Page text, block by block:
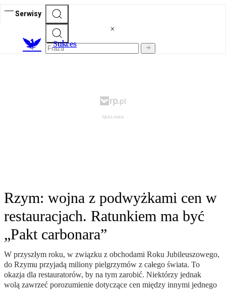
Serwisy
Sukces
Rzym: wojna z podwyżkami cen w
restauracjach. Ratunkiem ma być
„Pakt carbonara”
W przyszłym roku, w związku z obchodami Roku Jubileuszowego,
do Rzymu przyjadą miliony pielgrzymów z całego świata. To
okazja dla restauratorów, by na tym zarobić. Niektórzy jednak
wolą zawrzeć porozumienie dotyczące cen między innymi jednego